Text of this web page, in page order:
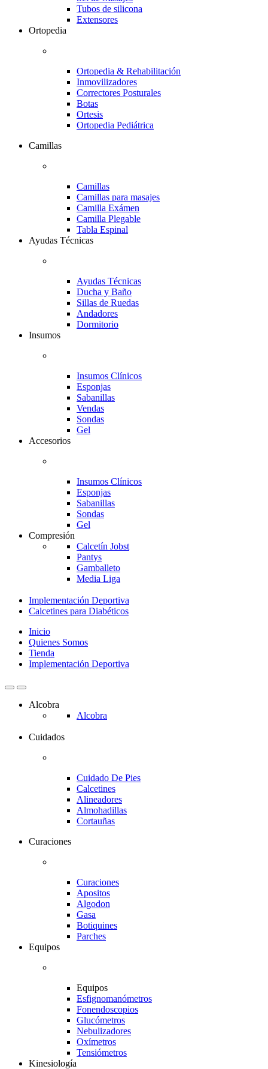
Tubos de silicona
Extensores
Ortopedia
Ortopedia & Rehabilitación
Inmovilizadores
Correctores Posturales
Botas
Ortesis
Ortopedia Pediátrica
Camillas
Camillas
Camillas para masajes
Camilla Exámen
Camilla Plegable
Tabla Espinal
Ayudas Técnicas
Ayudas Técnicas
Ducha y Baño
Sillas de Ruedas
Andadores
Dormitorio
Insumos
Insumos Clínicos
Esponjas
Sabanillas
Vendas
Sondas
Gel
Accesorios
Insumos Clínicos
Esponjas
Sabanillas
Sondas
Gel
Compresión
Calcetín Jobst
Pantys
Gamballeto
Media Liga
Implementación Deportiva
Calcetines para Diabéticos
Inicio
Quienes Somos
Tienda
Implementación Deportiva
Alcobra
Alcobra
Cuidados
Cuidado De Pies
Calcetines
Alineadores
Almohadillas
Cortauñas
Curaciones
Curaciones
Apositos
Algodon
Gasa
Botiquines
Parches
Equipos
Equipos
Esfignomanómetros
Fonendoscopios
Glucómetros
Nebulizadores
Oxímetros
Tensiómetros
Kinesiología